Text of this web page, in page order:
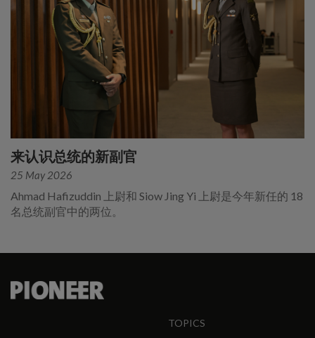
来认识总统的新副官
25 May 2026
Ahmad Hafizuddin 上尉和 Siow Jing Yi 上尉是今年新任的 18
名总统副官中的两位。
TOPICS